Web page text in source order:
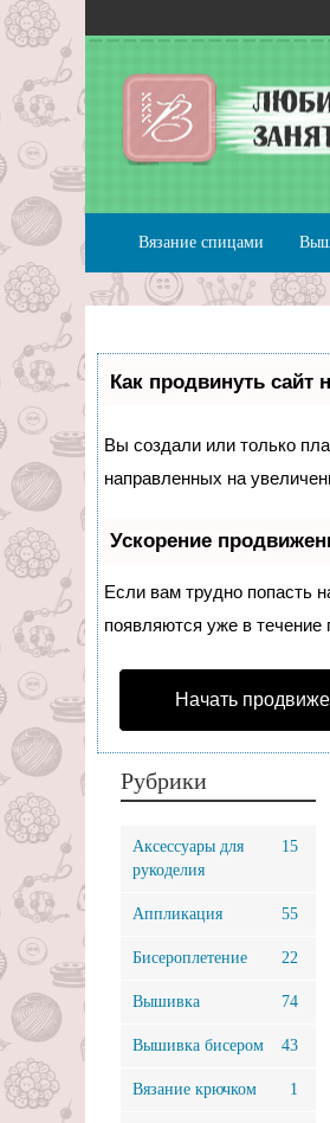
Вязание спицами
Как продвинуть сайт
Вы создали или только
направленных на
Ускорение
Если вам трудно попасть
появляются уже в течение
Начать
Рубрики
Аксессуары для
рукоделия
15
Аппликация 55
Бисероплетение 22
Вышивка 74
Вышивка бисером 43
Вязание крючком 1